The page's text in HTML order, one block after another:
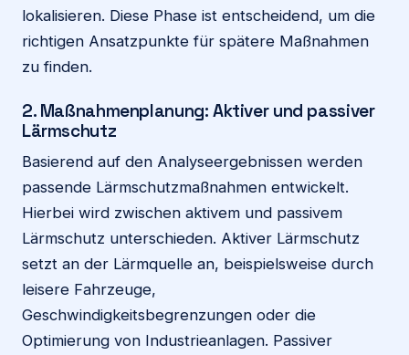
lokalisieren. Diese Phase ist entscheidend, um die
richtigen Ansatzpunkte für spätere Maßnahmen
zu finden.
2. Maßnahmenplanung: Aktiver und passiver
Lärmschutz
Basierend auf den Analyseergebnissen werden
passende Lärmschutzmaßnahmen entwickelt.
Hierbei wird zwischen aktivem und passivem
Lärmschutz unterschieden. Aktiver Lärmschutz
setzt an der Lärmquelle an, beispielsweise durch
leisere Fahrzeuge,
Geschwindigkeitsbegrenzungen oder die
Optimierung von Industrieanlagen. Passiver